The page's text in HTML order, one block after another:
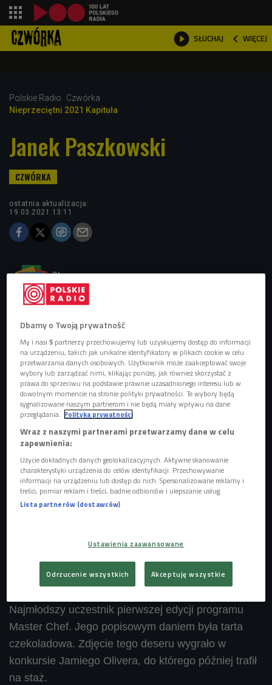
 SŁUCHAJ  WIĘCEJ

Polskie Radio
Czwórka
Nieprzeciętni 2021 Kapituła
Janek Paszkowski
ostatnia aktualizacja:
19.03.2021 13:11
Obserwuj nas na
Google News
Występował w musicalu "Piotruś Pan", użyczył
zawodu muzyk, klarnecista, jednak w swoim życiu
Najmłodszy uczestnik pierwszej edycji programu
Master Chef. Jego popisowym daniem była tarta
czekoladowa. Zdjęcie tego deseru wygrało w
konkursie Jamiego Olivera, do którego później trafił
na staż.
Dbamy o Twoją prywatność
My i nasi5 partnerzy przechowujemy lub uzyskujemy dostęp do informacji
na urządzeniu, takich jak unikalne identyfikatory w plikach cookie w celu
przetwarzania danych osobowych. Użytkownik może zaakceptować swoje
wybory lub zarządzać nimi, klikając poniżej, jak również skorzystać z
prawa do sprzeciwu na podstawie prawnie uzasadnionego interesu lub w
dowolnym momencie na stronie polityki prywatności. Te wybory będą
sygnalizowane naszym partnerom i nie będą miały wpływu na dane
przeglądania. Polityka prywatności
Wraz z naszymi partnerami przetwarzamy dane w celu
zapewnienia:
Użycie dokładnych danych geolokalizacyjnych. Aktywne skanowanie
charakterystyki urządzenia do celów identyfikacji. Przechowywanie
informacji na urządzeniu lub dostęp do nich. Spersonalizowane reklamy i
treści, pomiar reklam i treści, badnie odbiorców i ulepszanie usług.
Lista partnerów (dostawców)
Ustawienia zaawansowane
Odrzucenie wszystkich Akceptuję wszystkie